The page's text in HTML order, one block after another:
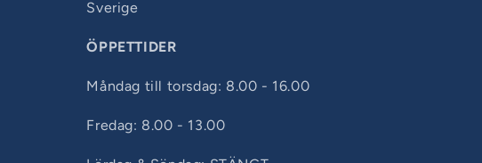
Sverige
ÖPPETTIDER
Måndag till torsdag: 8.00 - 16.00
Fredag: 8.00 - 13.00